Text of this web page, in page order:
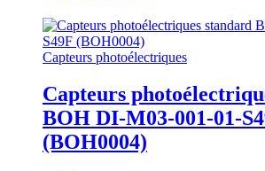
Capteurs photoélectriques
Capteurs
BOH DI-M03-001-01-
(BOH0004)